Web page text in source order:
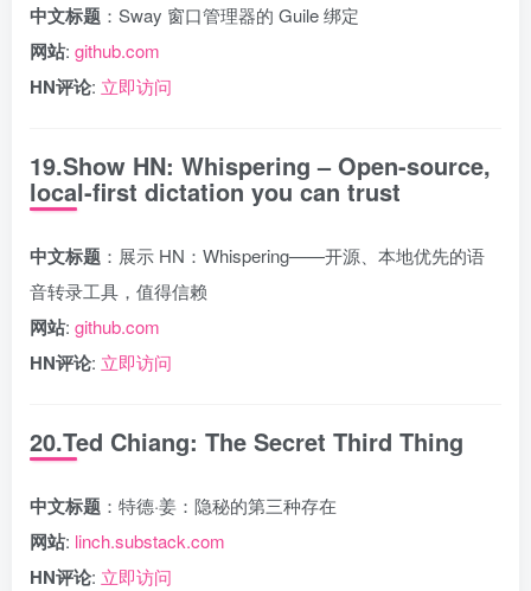
中文标题 ：Sway 窗口管理器的 Guile 绑定
网站: github.com
HN评论: 立即访问
19.Show HN: Whispering – Open-source,
local-first dictation you can trust
中文标题 ：展示 HN：Whispering——开源、本地优先的语
音转录工具，值得信赖
网站: github.com
HN评论: 立即访问
20.Ted Chiang: The Secret Third Thing
中文标题 ：特德·姜：隐秘的第三种存在
网站: linch.substack.com
HN评论: 立即访问